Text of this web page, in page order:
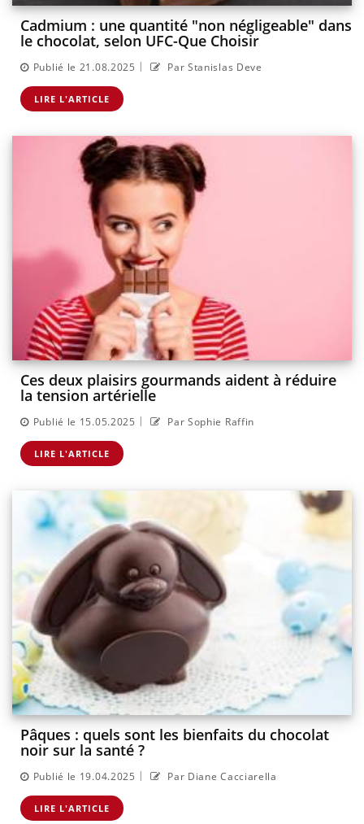
Cadmium : une quantité "non négligeable" dans
le chocolat, selon UFC-Que Choisir
Publié le 21.08.2025 | Par Stanislas Deve
LIRE L'ARTICLE
Ces deux plaisirs gourmands aident à réduire
la tension artérielle
Publié le 15.05.2025 | Par Sophie Raffin
LIRE L'ARTICLE
Pâques : quels sont les bienfaits du chocolat
noir sur la santé ?
Publié le 19.04.2025 | Par Diane Cacciarella
LIRE L'ARTICLE